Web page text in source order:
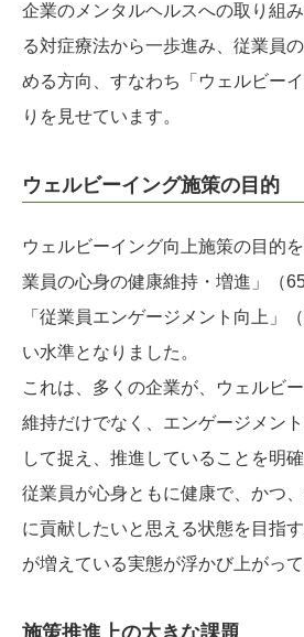
企業のメンタルヘルスへの取り組
る対症療法から一歩進み、従業員
める方向、すなわち「ウェルビー
りを見せています。
ウェルビーイング施策の目的
ウェルビーイング向上施策の目的
業員の心身の健康維持・増進」（
「従業員エンゲージメント向上」
い水準となりました。
これは、多くの企業が、ウェルビ
維持だけでなく、エンゲージメン
して捉え、推進していることを明
従業員が心身ともに健康で、かつ
に貢献したいと思える状態を目指
が増えている実態が浮かび上がって